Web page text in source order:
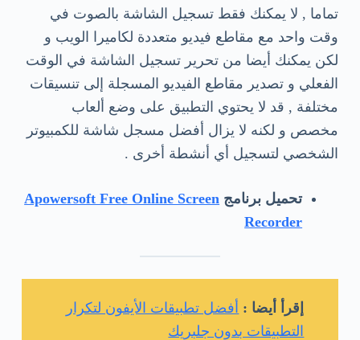
تماما , لا يمكنك فقط تسجيل الشاشة بالصوت في
وقت واحد مع مقاطع فيديو متعددة لكاميرا الويب و
لكن يمكنك أيضا من تحرير تسجيل الشاشة في الوقت
الفعلي و تصدير مقاطع الفيديو المسجلة إلى تنسيقات
مختلفة , قد لا يحتوي التطبيق على وضع ألعاب
مخصص و لكنه لا يزال أفضل مسجل شاشة للكمبيوتر
الشخصي لتسجيل أي أنشطة أخرى .
تحميل برنامج Apowersoft Free Online Screen
Recorder
إقرأ أيضا : أفضل تطبيقات الأيفون لتكرار
التطبيقات بدون جلبريك